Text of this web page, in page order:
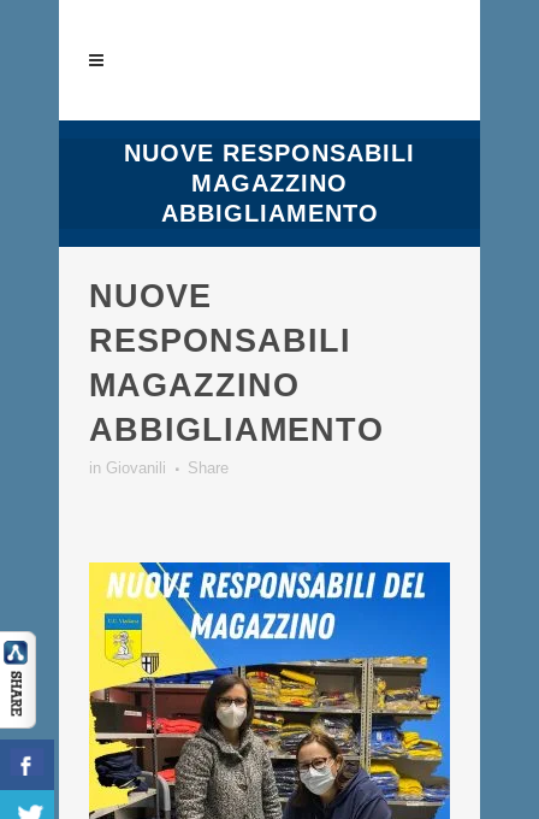
NUOVE RESPONSABILI
MAGAZZINO
ABBIGLIAMENTO
NUOVE
RESPONSABILI
MAGAZZINO
ABBIGLIAMENTO
in Giovanili Share